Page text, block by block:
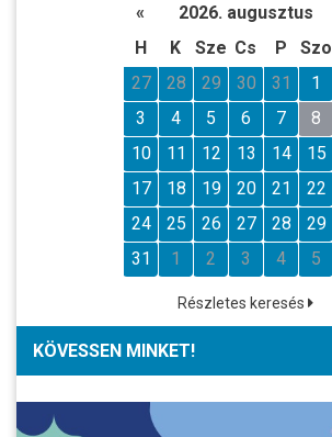
« 2026. augusztus
H
K Sze Cs P Szo
27
28 29 30 31 1
3
4 5 6 7 8
10
11 12 13 14 15
17
18 19 20 21 22
24
25 26 27 28 29
31
1 2 3 4 5
Részletes keresés
KÖVESSEN MINKET!